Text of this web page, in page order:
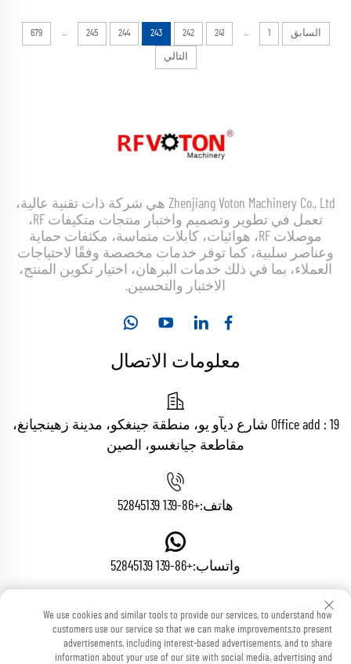
السابق 1
...
241
242
243
244
245
...
679
التالي
Zhenjiang Voton Machinery Co., Ltd هي شركة ذات تقنية عالية،
تعمل في تطوير وتصميم واختبار منتجات متكيفات RF،
موصلات RF، هوائيات، كابلات متماسة، مكثفات حماية
وعناصر سلبية، كما توفر خدمات مخصصة وفقًا لاحتياجات
العملاء، بما في ذلك خدمات البرهان، اختيار تكوين المنتج،
الاختبار والتحسين.
معلومات الاتصال
Office add : 19 شارع ديآو يو، منطقة جينغكو، مدينة زهينجيانغ،
مقاطعة جيانغسو، الصين
هاتف:+86-139 52845139
واتساب:+86-139 52845139
البريد الإلكتروني:[email protected]
We use cookies and similar tools to provide our services, to understand how
customers use our service so that we can make improvements,to present
advertisements, including interest-based advertisements, and to share
information about your use of our site with social media, advertising and